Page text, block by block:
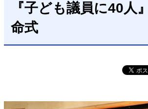
『子ども議員に40人
命式